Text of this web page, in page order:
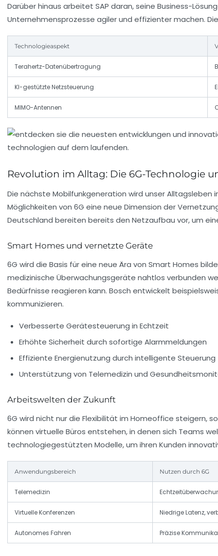
Darüber hinaus arbeitet SAP daran, seine Business-
Unternehmensprozesse agiler und effizienter machen.
Technologieaspekt
Terahertz-Datenübertragung
KI-gestützte Netzsteuerung
MIMO-Antennen
Revolution im Alltag: Die 6G-Technologie
Die nächste Mobilfunkgeneration wird unser
Möglichkeiten von 6G eine neue Dimension der
Deutschland bereiten bereits den Netzaufbau vor, um
Smart Homes und vernetzte Geräte
6G wird die Basis für eine neue Ära von Smart Homes
medizinische Überwachungsgeräte nahtlos verbunden
Bedürfnisse reagieren kann. Bosch entwickelt
kommunizieren.
Verbesserte Gerätesteuerung in Echtzeit
Erhöhte Sicherheit durch sofortige Alarmmeldungen
Effiziente Energienutzung durch intelligente Steuerung
Unterstützung von Telemedizin und
Arbeitswelten der Zukunft
6G wird nicht nur die Flexibilität im Homeoffice steigern,
können virtuelle Büros entstehen, in denen sich Teams
technologiegestützten Modelle, um ihren Kunden
Anwendungsbereich Nutzen durch 6G
Telemedizin
Virtuelle Konferenzen Niedrige Latenz,
Autonomes Fahren Präzise